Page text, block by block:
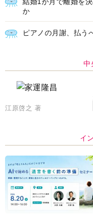
か
ピアノの月謝、払う
中
江原啓之 著
イ